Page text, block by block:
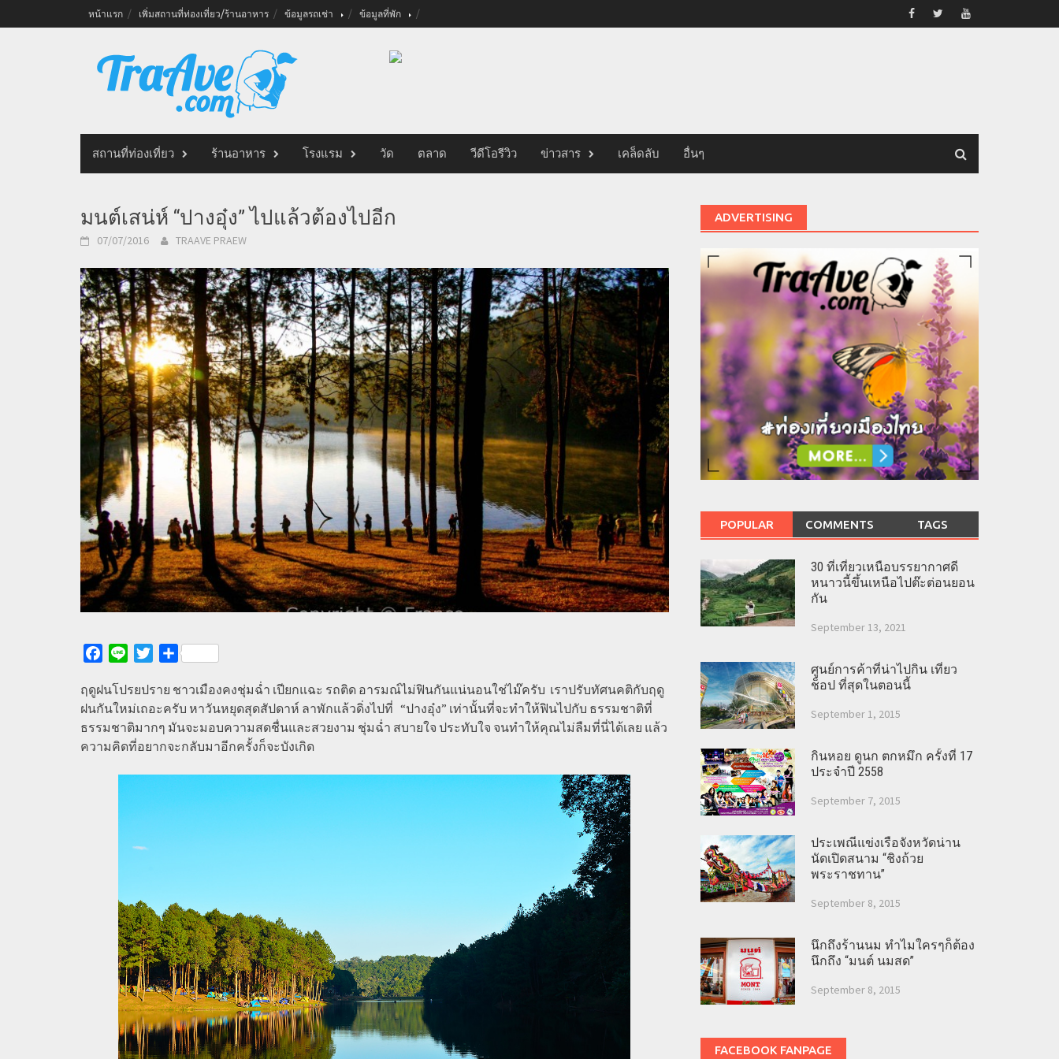
to
หน้าแรก เพิ่มสถานที่ท่องเที่ยว/ร้านอาหาร ข้อมูลรถเช่า ข้อมูลที่พัก
สถานที่ท่องเที่ยว ร้านอาหาร โรงแรม วัด ตลาด วีดีโอรีวิว ข่าวสาร เคล็ดลับ อื่นๆ
มนต์เสน่ห์ “ปางอุ๋ง” ไปแล้วต้องไปอีก
07/07/2016 TRAAVE PRAEW
Facebook
Line TwitterShare
ฤดูฝนโปรยปราย ชาวเมืองคงชุ่มฉ่ำ เปียกแฉะ รถติด อารมณ์ไม่ฟินกันแน่นอนใช่ไม๊ครับ เราปรับทัศนคติกับฤดู
ฝนกันใหม่เถอะครับ หาวันหยุดสุดสัปดาห์ ลาพักแล้วดิ่งไปที่ “ปางอุ๋ง” เท่านั้นที่จะทำให้ฟินไปกับ ธรรมชาติที่
ธรรมชาติมากๆ มันจะมอบความสดชื่นและสวยงาม ชุ่มฉ่ำ สบายใจ ประทับใจ จนทำให้คุณไม่ลืมที่นี่ได้เลย แล้ว
ความคิดที่อยากจะกลับมาอีกครั้งก็จะบังเกิด
ADVERTISING
POPULAR COMMENTS TAGS
30 ที่เที่ยวเหนือบรรยากาศดี
หนาวนี้ขึ้นเหนือไปต๊ะต่อนยอน
กัน
September 13, 2021
ศูนย์การค้าที่น่าไปกิน เที่ยว
ช็อป ที่สุดในตอนนี้
September 1, 2015
กินหอย ดูนก ตกหมึก ครั้งที่ 17
ประจำปี 2558
September 7, 2015
ประเพณีแข่งเรือจังหวัดน่าน
นัดเปิดสนาม “ชิงถ้วย
พระราชทาน”
September 8, 2015
นึกถึงร้านนม ทำไมใครๆก็ต้อง
นึกถึง “มนต์ นมสด”
September 8, 2015
FACEBOOK FANPAGE